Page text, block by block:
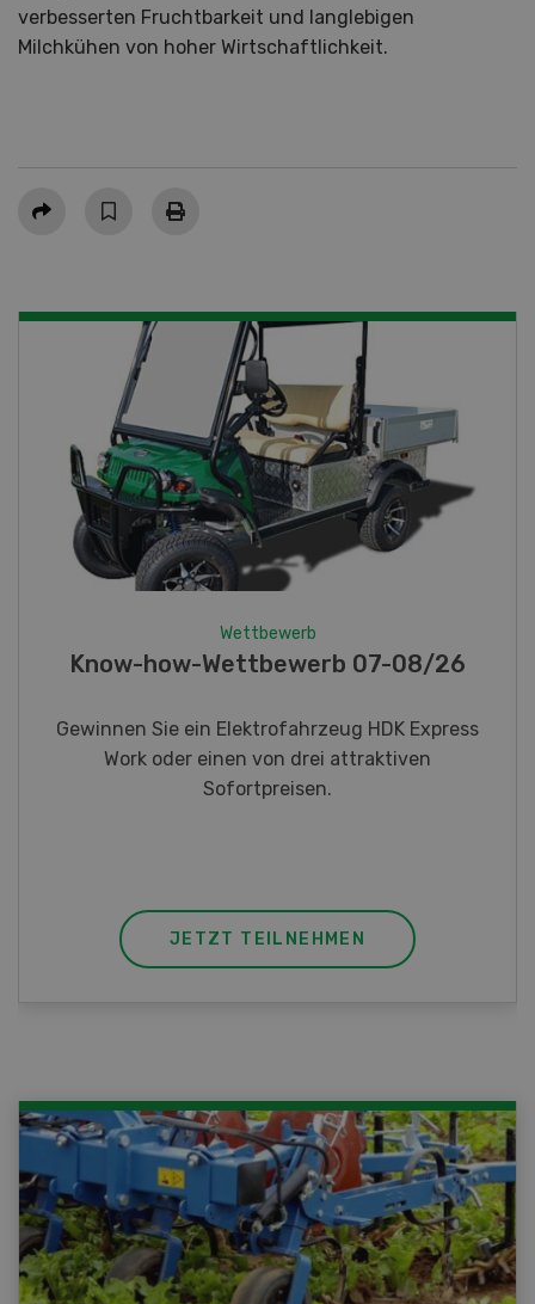
verbesserten Fruchtbarkeit und langlebigen
Milchkühen von hoher Wirtschaftlichkeit.
Teilen
Fotorätsel 07-08/26
Gewinnen Sie eines von fünf LANDI
Taschenmessern
JETZT TEILNEHMEN